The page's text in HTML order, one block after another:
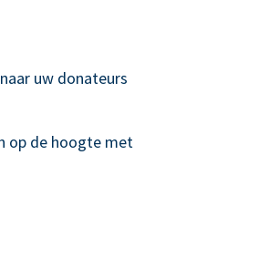
uw donateurs
op de hoogte met